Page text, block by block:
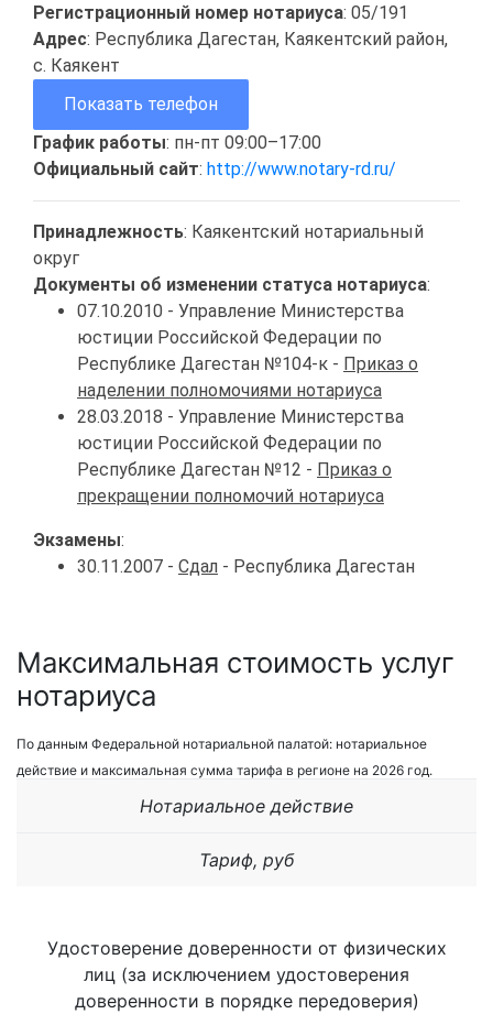
Регистрационный номер нотариуса: 05/191
Адрес: Республика Дагестан, Каякентский район,
с. Каякент
Показать телефон
График работы: пн-пт 09:00–17:00
Официальный сайт: http://www.notary-rd.ru/
Принадлежность: Каякентский нотариальный
округ
Документы об изменении статуса нотариуса:
07.10.2010 - Управление Министерства
юстиции Российской Федерации по
Республике Дагестан №104-к - Приказ о
наделении полномочиями нотариуса
28.03.2018 - Управление Министерства
юстиции Российской Федерации по
Республике Дагестан №12 - Приказ о
прекращении полномочий нотариуса
Экзамены:
30.11.2007 - Сдал - Республика Дагестан
Максимальная стоимость услуг
нотариуса
По данным Федеральной нотариальной палатой: нотариальное
действие и максимальная сумма тарифа в регионе на 2026 год.
Нотариальное действие
Тариф, руб
Удостоверение доверенности от физических
лиц (за исключением удостоверения
доверенности в порядке передоверия)